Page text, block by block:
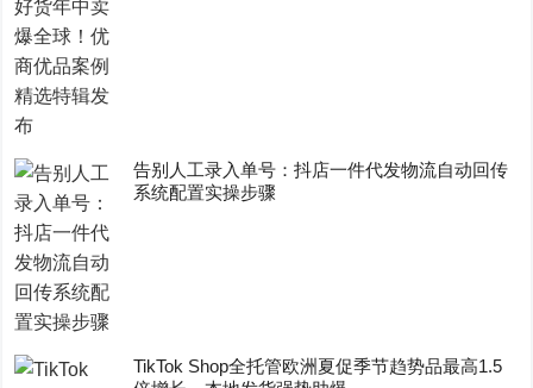
告别人工录入单号：抖店一件代发物流自动回传
系统配置实操步骤
TikTok Shop全托管欧洲夏促季节趋势品最高1.5